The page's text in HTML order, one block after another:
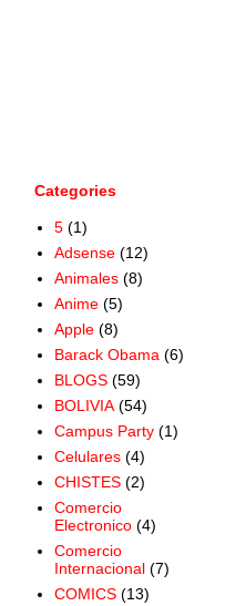
Categories
5 (1)
Adsense (12)
Animales (8)
Anime (5)
Apple (8)
Barack Obama (6)
BLOGS (59)
BOLIVIA (54)
Campus Party (1)
Celulares (4)
CHISTES (2)
Comercio
Electronico (4)
Comercio
Internacional (7)
COMICS (13)